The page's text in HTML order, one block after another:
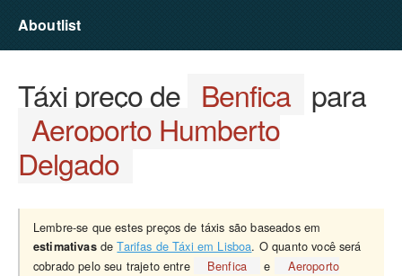
Aboutlist
Táxi preço de Benfica para
Aeroporto Humberto
Delgado
Lembre-se que estes preços de táxis são baseados em
estimativasdeTarifas de Táxi em Lisboa. O quanto você será
cobrado pelo seu trajeto entre
Benfica e
Aeroporto